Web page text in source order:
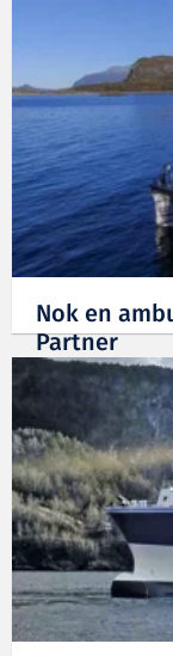
Nok en
Partner
08.03.2022